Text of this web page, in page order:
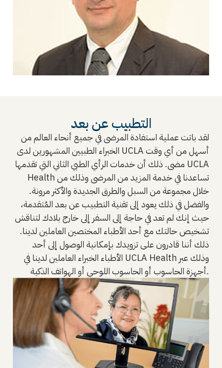
التطبيب عن بعد
لقد باتت عملية استفادة المرضى في جميع أنحاء العالم من
الخبراء الطبيين المشهورين لدى UCLA أسهل من أي وقت
مضى. ذلك أن خدمات الرأي الطبي الثاني التي تقدمها UCLA
Health تساعدنا في خدمة المزيد من المرضى وذلك من
خلال مجموعة من السبل والطرق الجديدة والأكثر مرونة.
والفضل في ذلك يعود إلى تقنية التطبيب عن بعد المُتقدمة،
حيث إنك لم تعد في حاجة إلى السفر إلى خارج بلادك لتناقش
تشخيص حالتك مع أحد الأطباء المختصين العاملين لدينا.
ذلك أننا قادرون على تزويدك بإمكانية الوصول إلى أحد
الأطباء الخبراء العاملين لدينا في UCLA Health وذلك عبر
أجهزة الحاسوب أو الحاسوب اللوحي أو الهواتف الذكية.